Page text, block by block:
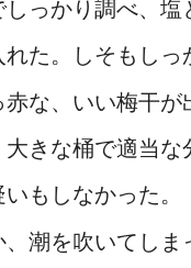
っかり調べ、塩
た。しそもしっ
な、いい梅干が
きな桶で適当な
もしなかった。
潮を吹いてし